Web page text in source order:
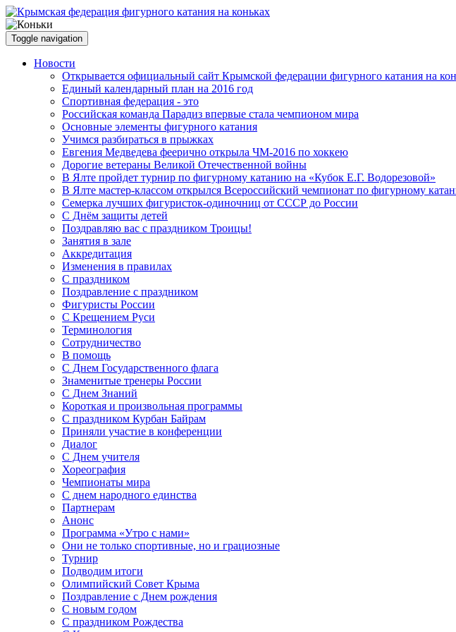
Toggle navigation
Новости
Открывается официальный сайт Крымской федерации фигурного катания на
Единый календарный план на 2016 год
Спортивная федерация - это
Российская команда Парадиз впервые стала чемпионом мира
Основные элементы фигурного катания
Учимся разбираться в прыжках
Евгения Медведева феерично открыла ЧМ-2016 по хоккею
Дорогие ветераны Великой Отечественной войны
В Ялте пройдет турнир по фигурному катанию на «Кубок Е.Г. Водорезовой»
В Ялте мастер-классом открылся Всероссийский чемпионат по фигурному
Семерка лучших фигуристок-одиночниц от СССР до России
С Днём защиты детей
Поздравляю вас с праздником Троицы!
Занятия в зале
Аккредитация
Изменения в правилах
С праздником
Поздравление с праздником
Фигуристы России
С Крещением Руси
Терминология
Сотрудничество
В помощь
С Днем Государственного флага
Знаменитые тренеры России
С Днем Знаний
Короткая и произвольная программы
С праздником Курбан Байрам
Приняли участие в конференции
Диалог
С Днем учителя
Хореография
Чемпионаты мира
С днем народного единства
Партнерам
Анонс
Программа «Утро с нами»
Они не только спортивные, но и грациозные
Турнир
Подводим итоги
Олимпийский Совет Крыма
Поздравление с Днем рождения
С новым годом
С праздником Рождества